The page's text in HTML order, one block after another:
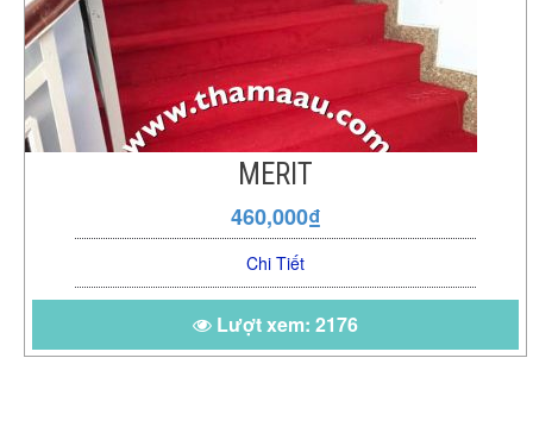
MERIT
460,000₫
Chi Tiết
Lượt xem: 2176